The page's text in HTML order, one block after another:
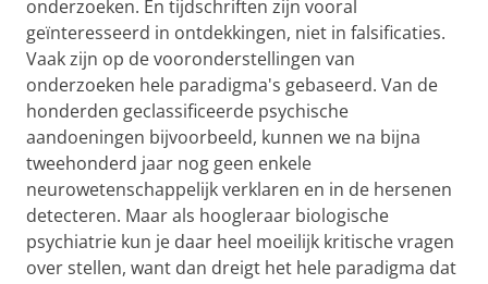
onderzoeken. En tijdschriften zijn vooral
geïnteresseerd in ontdekkingen, niet in falsificaties.
Vaak zijn op de vooronderstellingen van
onderzoeken hele paradigma's gebaseerd. Van de
honderden geclassificeerde psychische
aandoeningen bijvoorbeeld, kunnen we na bijna
tweehonderd jaar nog geen enkele
neurowetenschappelijk verklaren en in de hersenen
detecteren. Maar als hoogleraar biologische
psychiatrie kun je daar heel moeilijk kritische vragen
over stellen, want dan dreigt het hele paradigma dat